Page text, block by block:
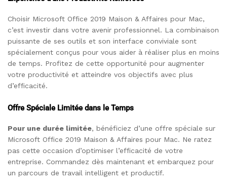
Choisir Microsoft Office 2019 Maison & Affaires pour Mac,
c’est investir dans votre avenir professionnel. La combinaison
puissante de ses outils et son interface conviviale sont
spécialement conçus pour vous aider à réaliser plus en moins
de temps. Profitez de cette opportunité pour augmenter
votre productivité et atteindre vos objectifs avec plus
d’efficacité.
Offre Spéciale Limitée dans le Temps
Pour une durée limitée, bénéficiez d’une offre spéciale sur
Microsoft Office 2019 Maison & Affaires pour Mac. Ne ratez
pas cette occasion d’optimiser l’efficacité de votre
entreprise. Commandez dès maintenant et embarquez pour
un parcours de travail intelligent et productif.